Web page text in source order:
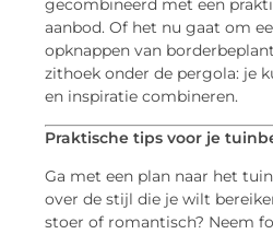
gecombineerd met een
aanbod. Of het nu gaat om
opknappen van
zithoek onder de pergola: je
en inspiratie combineren.
Praktische tips voor je
Ga met een plan naar het
over de stijl die je wilt
stoer of romantisch? Neem